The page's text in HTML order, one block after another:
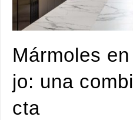
Mármoles
jo: una
cta